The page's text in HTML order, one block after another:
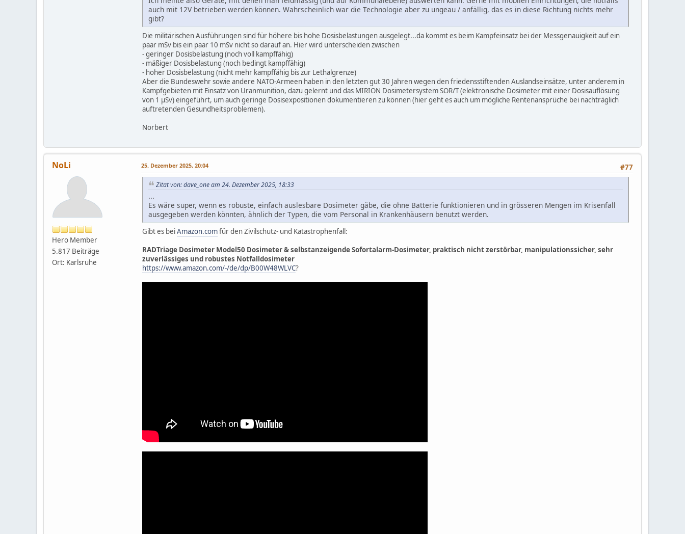
auch mit 12V betrieben werden können. Wahrscheinlich war die Technologie aber zu ungeau / anfällig, das es in diese Richtung nichts mehr
gibt?
Die militärischen Ausführungen sind für höhere bis hohe Dosisbelastungen ausgelegt...da kommt es beim Kampfeinsatz bei der Messgenauigkeit auf ein
paar mSv bis ein paar 10 mSv nicht so darauf an. Hier wird unterscheiden zwischen
- geringer Dosisbelastung (noch voll kampffähig)
- mäßiger Dosisbelastung (noch bedingt kampffähig)
- hoher Dosisbelastung (nicht mehr kampffähig bis zur Lethalgrenze)
Aber die Bundeswehr sowie andere NATO-Armeen haben in den letzten gut 30 Jahren wegen den friedensstiftenden Auslandseinsätze, unter anderem in
Kampfgebieten mit Einsatz von Uranmunition, dazu gelernt und das MIRION Dosimetersystem SOR/T (elektronische Dosimeter mit einer Dosisauflösung
von 1 µSv) eingeführt, um auch geringe Dosisexpositionen dokumentieren zu können (hier geht es auch um mögliche Rentenansprüche bei nachträglich
auftretenden Gesundheitsproblemen).
Norbert
NoLi
Hero Member
5.817 Beiträge
Ort: Karlsruhe
#77
25. Dezember 2025, 20:04
Zitat von: dave_one am 24. Dezember 2025, 18:33
...
Es wäre super, wenn es robuste, einfach auslesbare Dosimeter gäbe, die ohne Batterie funktionieren und in grösseren Mengen im Krisenfall
ausgegeben werden könnten, ähnlich der Typen, die vom Personal in Krankenhäusern benutzt werden.
Gibt es beiAmazon.comfür den Zivilschutz- und Katastrophenfall:
RADTriage Dosimeter Model50 Dosimeter & selbstanzeigende Sofortalarm-Dosimeter, praktisch nicht zerstörbar, manipulationssicher, sehr
zuverlässiges und robustes Notfalldosimeter
https://www.amazon.com/-/de/dp/B00W48WLVC?